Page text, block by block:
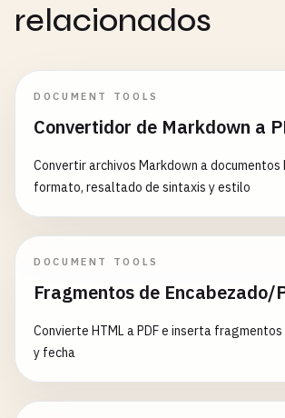
relacionados
DOCUMENT TOOLS
Convertidor de Markdown a
Convertir archivos Markdown a documentos
formato, resaltado de sintaxis y estilo
DOCUMENT TOOLS
Fragmentos de Encabezado/
Convierte HTML a PDF e inserta
y fecha